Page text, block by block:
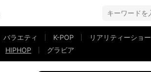
バラエティ K-POP リアリティーショー
HIPHOP グラビア